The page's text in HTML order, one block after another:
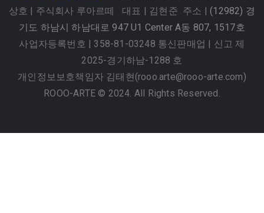
상호 | 주식회사 루아르떼 대표 | 김현준 주소 |(12982) 경
기도 하남시 하남대로 947 U1 Center A동 807, 1517호
사업자등록번호 | 358-81-03248 통신판매업 | 신고 제
2025-경기하남-1288 호
개인정보보호책임자 김태현(rooo.arte@rooo-arte.com)
ROOO-ARTE © 2024. All Rights Reserved.